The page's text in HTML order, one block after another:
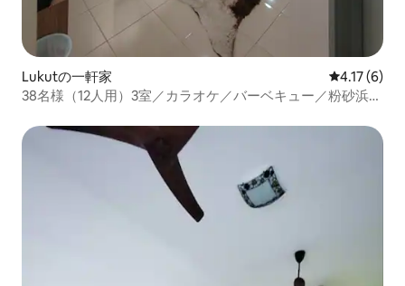
Lukutの一軒家 レビュー6
4.17 (6)
38名様（12人用）3室／カラオケ／バーベキュー／粉砂浜ま